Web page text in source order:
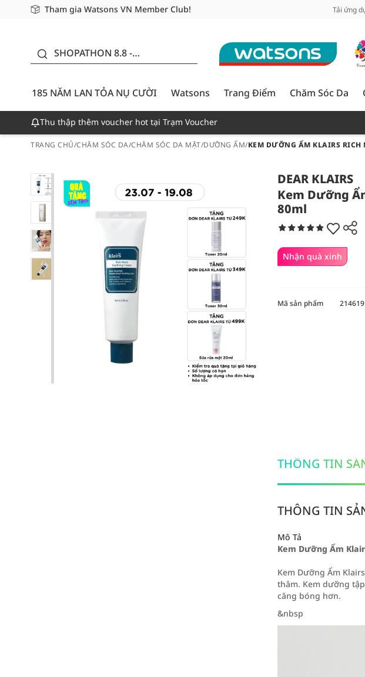
Tham gia Watsons VN Member Club!
Miễn phí giao hàng cho đơn hàng từ 249,000Đ
Giao hàng nhanh 24h - Áp dụng khu vực TP. Hồ Chí Minh Tải ứng
SHOPATHON 8.8 -
CƯỜI - GIẢM ĐẾN
50%
185 NĂM LAN TỎA NỤ CƯỜI
Watsons Trang Điểm Chăm Sóc Da
Thu thập thêm voucher hot tại Trạm Voucher
TRANG CHỦ/CHĂM SÓC DA/CHĂM SÓC DA MẶT/DƯỠNG ẨM/KEM DƯỠNG ẨM KLAIRS
DEAR KLAIRS
Kem Dưỡng
80ml
Nhận quà xinh
Mã sản phẩm 214619
THÔNG TIN
THÔNG TIN
Mô Tả
Kem Dưỡng Ẩm
Kem Dưỡng Ẩm
thâm. Kem dưỡng
căng bóng hơn.
&nbsp